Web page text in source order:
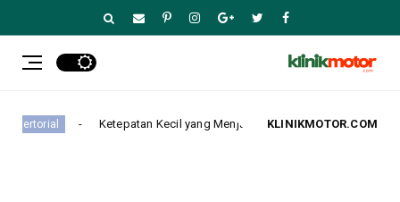
KLINIKMOTOR.COM
Ketepatan Kecil yang Menjaga Kekuatan
Advertorial
Elegan